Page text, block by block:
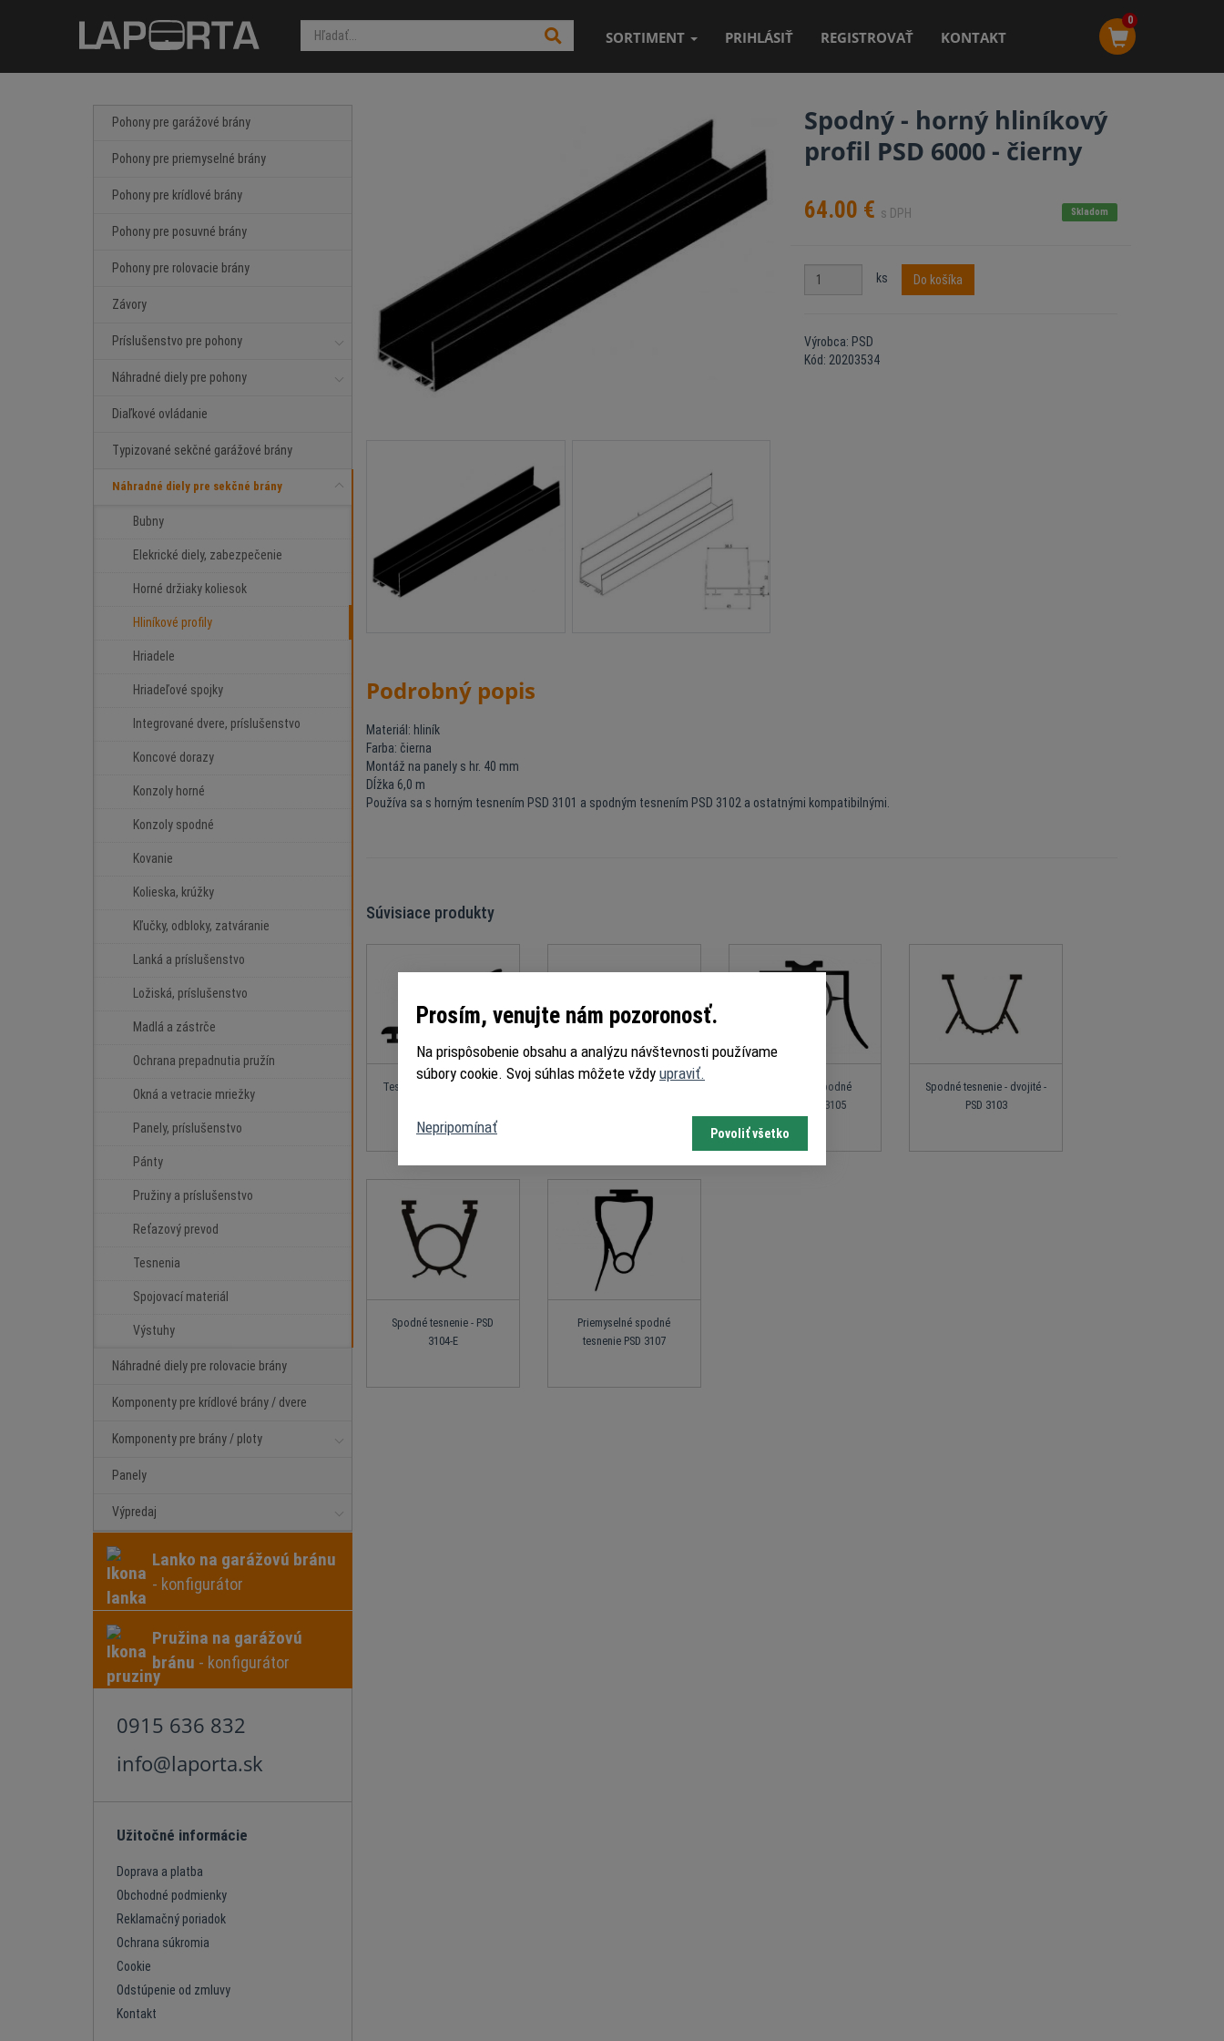
SORTIMENT PRIHLÁSIŤ REGISTROVAŤ KONTAKT
0
Pohony pre garážové brány
Pohony pre priemyselné brány
Pohony pre krídlové brány
Pohony pre posuvné brány
Pohony pre rolovacie brány
Závory
Príslušenstvo pre pohony
Náhradné diely pre pohony
Diaľkové ovládanie
Typizované sekčné garážové brány
Náhradné diely pre sekčné brány
Bubny
Elekrické diely, zabezpečenie
Horné držiaky koliesok
Hliníkové profily
Hriadele
Hriadeľové spojky
Integrované dvere, príslušenstvo
Koncové dorazy
Konzoly horné
Konzoly spodné
Kovanie
Kolieska, krúžky
Kľučky, odbloky, zatváranie
Lanká a príslušenstvo
Ložiská, príslušenstvo
Madlá a zástrče
Ochrana prepadnutia pružín
Okná a vetracie mriežky
Panely, príslušenstvo
Pánty
Pružiny a príslušenstvo
Reťazový prevod
Tesnenia
Spojovací materiál
Výstuhy
Náhradné diely pre rolovacie brány
Komponenty pre krídlové brány / dvere
Komponenty pre brány / ploty
Panely
Výpredaj
Lanko na garážovú bránu
- konfigurátor
Pružina na garážovú
bránu - konfigurátor
0915 636 832
info@laporta.sk
Užitočné informácie
Doprava a platba
Obchodné podmienky
Reklamačný poriadok
Ochrana súkromia
Cookie
Odstúpenie od zmluvy
Kontakt
Spodný - horný hliníkový
profil PSD 6000 - čierny
64.00 € s DPH Skladom
ks Do košíka
Výrobca: PSD
Kód: 20203534
Podrobný popis
Materiál: hliník
Farba: čierna
Montáž na panely s hr. 40 mm
Dĺžka 6,0 m
Používa sa s horným tesnením PSD 3101 a spodným tesnením PSD 3102 a ostatnými kompatibilnými.
Súvisiace produkty
Tesnenie horné - PSD 3101
Priemyselné spodné
tesnenie PSD 3105
Spodné tesnenie - dvojité -
PSD 3103
Spodné tesnenie - PSD
3104-E
Priemyselné spodné
tesnenie PSD 3107
Prosím, venujte nám pozoronosť.
Na prispôsobenie obsahu a analýzu návštevnosti používame
súbory cookie. Svoj súhlas môžete vždy upraviť.
Nepripomínať Povoliť všetko